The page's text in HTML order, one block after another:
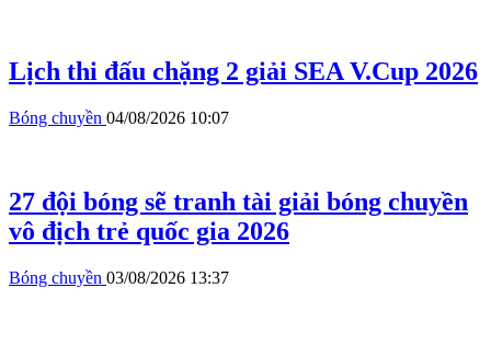
Lịch thi đấu chặng 2 giải SEA V.Cup 2026
Bóng chuyền 04/08/2026 10:07
27 đội bóng sẽ tranh tài giải bóng chuyền
vô địch trẻ quốc gia 2026
Bóng chuyền 03/08/2026 13:37